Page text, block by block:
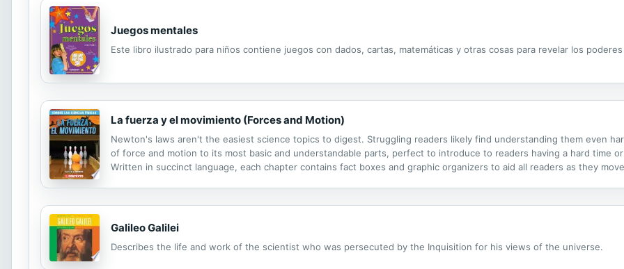
Juegos mentales
Este libro ilustrado para niños contiene juegos con dados, cartas, matemáticas y otras cosas para revelar los
La fuerza y el movimiento (Forces and Motion)
Newton's laws aren't the easiest science topics to digest. Struggling readers likely find understanding them even
of force and motion to its most basic and understandable parts, perfect to introduce to readers having a hard time
Written in succinct language, each chapter contains fact boxes and graphic organizers to aid all readers as they
Galileo Galilei
Describes the life and work of the scientist who was persecuted by the Inquisition for his views of the universe.